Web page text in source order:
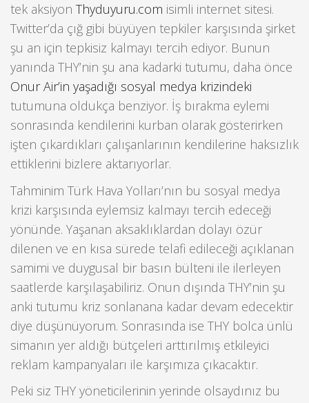
tek aksiyon Thyduyuru.com isimli internet sitesi.
Twitter’da çığ gibi büyüyen tepkiler karşısında şirket
şu an için tepkisiz kalmayı tercih ediyor. Bunun
yanında THY’nin şu ana kadarki tutumu, daha önce
Onur Air’in yaşadığı sosyal medya krizindeki
tutumuna oldukça benziyor. İş bırakma eylemi
sonrasında kendilerini kurban olarak gösterirken
işten çıkardıkları çalışanlarının kendilerine haksızlık
ettiklerini bizlere aktarıyorlar.
Tahminim Türk Hava Yolları’nın bu sosyal medya
krizi karşısında eylemsiz kalmayı tercih edeceği
yönünde. Yaşanan aksaklıklardan dolayı özür
dilenen ve en kısa sürede telafi edileceği açıklanan
samimi ve duygusal bir basın bülteni ile ilerleyen
saatlerde karşılaşabiliriz. Onun dışında THY’nin şu
anki tutumu kriz sonlanana kadar devam edecektir
diye düşünüyorum. Sonrasında ise THY bolca ünlü
simanın yer aldığı bütçeleri arttırılmış etkileyici
reklam kampanyaları ile karşımıza çıkacaktır.
Peki siz THY yöneticilerinin yerinde olsaydınız bu